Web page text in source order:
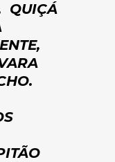
QUIÇÁ